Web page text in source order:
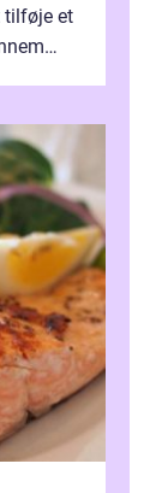
tilføje et